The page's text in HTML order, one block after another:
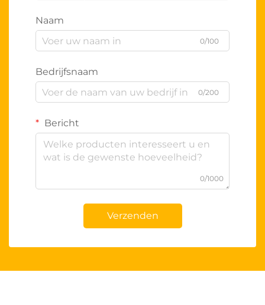
Naam
0/100
Bedrijfsnaam
0/200
Bericht
0/1000
Verzenden